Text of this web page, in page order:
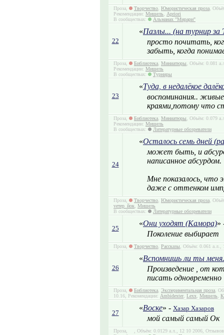
Проза, Творчество Юмористическая проза ,
Рекомендации: Мишель
Apriori
В сообществах:
Альманах "Мирари"
22
«Пазлы... (на турнир за
просто почитать,
забыть, когда
Проза, Библиотека Миниатюры , Объём: 0.081
Рекомендации: Мишель
В сообществах:
Турниры
23
«Туда, в недалёкое
воспоминания..
краями,потому что
Проза, Библиотека Миниатюры , Объём: 0.079
Рекомендации: Мишель
В сообществах:
Литературные обозреватели
24
«Осталось семь дней
может быть, и
написанное абсурдом.
Мне показалось, что
даже с оттенком
Проза, Творчество Юмористическая проза ,
vетер_йок Мишель
В сообществах:
Литературные обозреватели
25
«Они уходят (Камора)»
Поколение выбирает
Проза, Творчество Рассказы , Объём: 0.061
26
«Вспомнишь ли ты
Произведение , от
писать одновременно
Проза, Библиотека Экспериментальная проза ,
10.16, Рекомендации: Ambidexter, Lexx Мишель
27
«Воске» - Хазар Хазаров
мой самый самый Ок
Проза,
, Объём: 0.0129 а.л., 12 10 2006,